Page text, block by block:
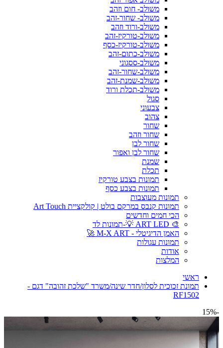
משולב- חום וזהב
משולב- שחור-זהב
משולב-ורוד וזהב
משולב-טורקיז-זהב
משולב-טורקיז-כסף
משולב-כתום-זהב
משולב-ססגוני
משולב-שחור-זהב
משולב-שמנת-זהב
משולב-תכלת ורוד
סגול
צבעוני
צהוב
שחור
שחור וזהב
שחור לבן
שחור לבן ואפור
שמנת
תכלת
תמונות בצבע טורקיז
תמונות בצבע כסף
תמונות מעוצבות
תמונות קנבס במרקם בולט | קולקציית Art Touch
הכי חמים וחדשים
🎨 ART LED 💡-תמונות לד
האמן הדיגיטלי - M-X ART 🚀
תמונות עגולות
אודות
המלצות
ראשי
תמונת זכוכית לסלון/חדר שינה/משרד "שלכת זהובה" דגם -
RF1502
-15%